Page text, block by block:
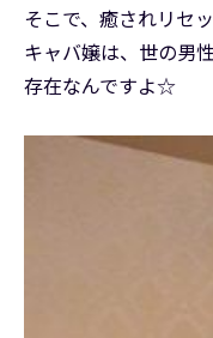
そこで、癒されリセ
キャバ嬢は、世の男
存在なんですよ☆